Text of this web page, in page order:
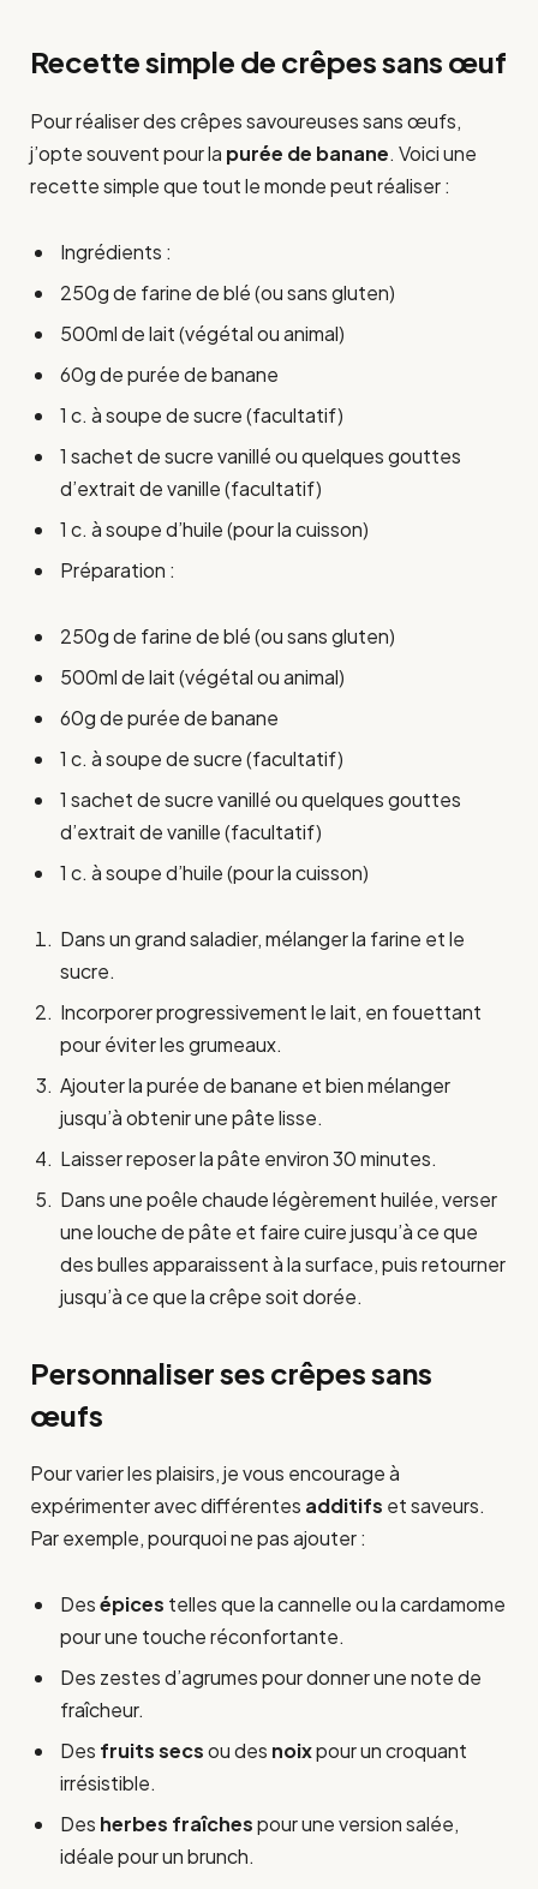
Recette simple de crêpes sans œuf
Pour réaliser des crêpes savoureuses sans œufs,
j’opte souvent pour la purée de banane. Voici une
recette simple que tout le monde peut réaliser :
Ingrédients :
250g de farine de blé (ou sans gluten)
500ml de lait (végétal ou animal)
60g de purée de banane
1 c. à soupe de sucre (facultatif)
1 sachet de sucre vanillé ou quelques gouttes
d’extrait de vanille (facultatif)
1 c. à soupe d’huile (pour la cuisson)
Préparation :
250g de farine de blé (ou sans gluten)
500ml de lait (végétal ou animal)
60g de purée de banane
1 c. à soupe de sucre (facultatif)
1 sachet de sucre vanillé ou quelques gouttes
d’extrait de vanille (facultatif)
1 c. à soupe d’huile (pour la cuisson)
Dans un grand saladier, mélanger la farine et le
sucre.
Incorporer progressivement le lait, en fouettant
pour éviter les grumeaux.
Ajouter la purée de banane et bien mélanger
jusqu’à obtenir une pâte lisse.
Laisser reposer la pâte environ 30 minutes.
Dans une poêle chaude légèrement huilée, verser
une louche de pâte et faire cuire jusqu’à ce que
des bulles apparaissent à la surface, puis retourner
jusqu’à ce que la crêpe soit dorée.
Personnaliser ses crêpes sans
œufs
Pour varier les plaisirs, je vous encourage à
expérimenter avec différentes additifs et saveurs.
Par exemple, pourquoi ne pas ajouter :
Desépices telles que la cannelle ou la cardamome
pour une touche réconfortante.
Des zestes d’agrumes pour donner une note de
fraîcheur.
Des fruits secsou des noixpour un croquant
irrésistible.
Des herbes fraîchespour une version salée,
idéale pour un brunch.